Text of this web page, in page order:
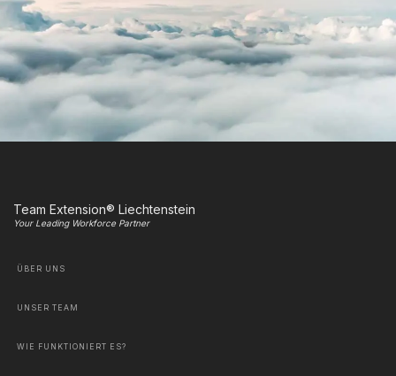
Team Extension® Liechtenstein
Your Leading Workforce Partner
ÜBER UNS
UNSER TEAM
WIE FUNKTIONIERT ES?